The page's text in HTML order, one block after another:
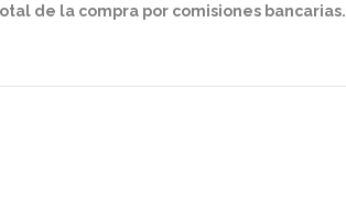
total de la compra por comisiones bancarias.